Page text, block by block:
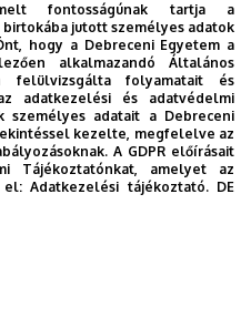
Ujlaki, Gy., Sári, Zs., Bai, P.:
component of the tumor
Birbrair, A. (ed.): Tumor
in Experimental
1225, Springer Nature
10, 137-153 (2020)
fontosságúnak tartja a
jutott személyes adatok
hogy a Debreceni Egyetem a
alkalmazandó Általános
felülvizsgálta folyamatait és
adatkezelési és adatvédelmi
személyes adatait a Debreceni
kezelte, megfelelve az
A GDPR előírásait
Tájékoztatónkat, amelyet az
el:Adatkezelési tájékoztató. DE